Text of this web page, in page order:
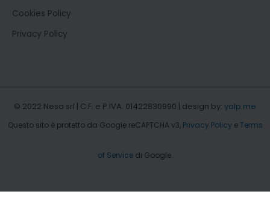
Cookies Policy
Privacy Policy
© 2022 Nesa srl | C.F. e P.IVA. 01422830990 | design by: yalp.me
Questo sito è protetto da Google reCAPTCHA v3, Privacy Policy eTerms
of Servicedi Google.